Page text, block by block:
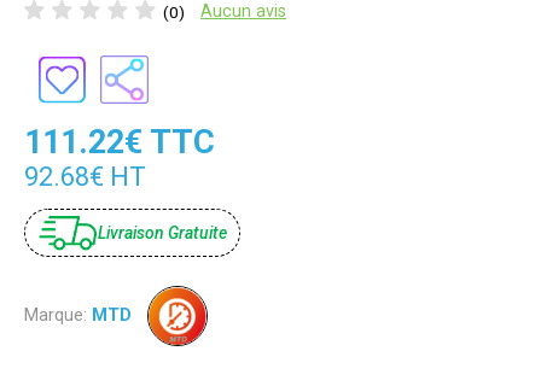
(0) Aucun avis
111.22€ TTC
92.68€ HT
Livraison Gratuite
Marque: MTD